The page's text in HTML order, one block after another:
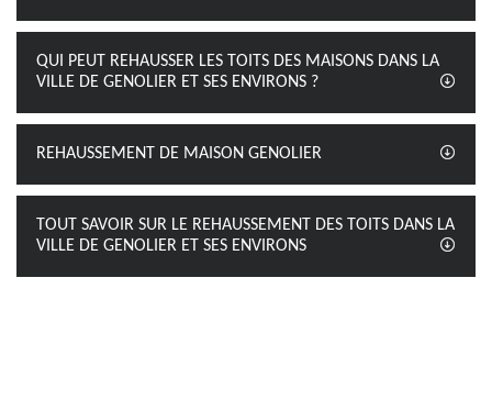
QUI PEUT REHAUSSER LES TOITS DES MAISONS DANS LA
VILLE DE GENOLIER ET SES ENVIRONS ?
REHAUSSEMENT DE MAISON GENOLIER
TOUT SAVOIR SUR LE REHAUSSEMENT DES TOITS DANS LA
VILLE DE GENOLIER ET SES ENVIRONS